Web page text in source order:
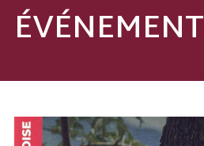
ÉVÉNEMENT